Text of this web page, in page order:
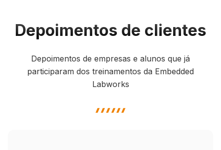
Depoimentos de clientes
Depoimentos de empresas e alunos que já
participaram dos treinamentos da Embedded
Labworks
highlight shape